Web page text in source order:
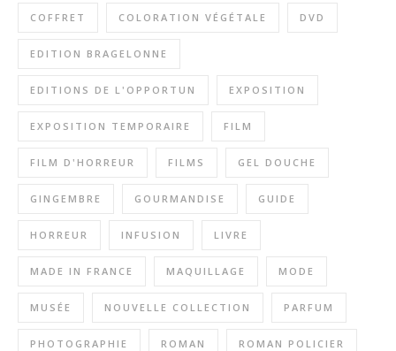
COFFRET COLORATION VÉGÉTALE DVD
EDITION BRAGELONNE
EDITIONS DE L'OPPORTUN EXPOSITION
EXPOSITION TEMPORAIRE FILM
FILM D'HORREUR FILMS GEL DOUCHE
GINGEMBRE GOURMANDISE GUIDE
HORREUR INFUSION LIVRE
MADE IN FRANCE MAQUILLAGE MODE
MUSÉE NOUVELLE COLLECTION PARFUM
PHOTOGRAPHIE ROMAN ROMAN POLICIER